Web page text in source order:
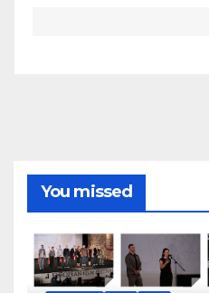
You missed